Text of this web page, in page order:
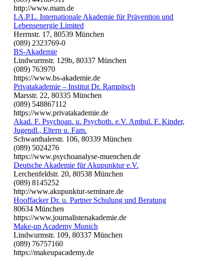
http://www.mam.de
I.A.P.L. Internationale Akademie für Prävention und
Lebensenergie Limited
Herrnstr. 17, 80539 München
(089) 2323769-0
BS-Akademie
Lindwurmstr. 129b, 80337 München
(089) 763970
https://www.bs-akademie.de
Privatakademie – Institut Dr. Rampitsch
Marsstr. 22, 80335 München
(089) 548867112
https://www.privatakademie.de
Akad. F. Psychoan. u. Psychoth. e.V. Ambul. F. Kinder,
Jugendl., Eltern u. Fam.
Schwanthalerstr. 106, 80339 München
(089) 5024276
https://www.psychoanalyse-muenchen.de
Deutsche Akademie für Akupunktur e.V.
Lerchenfeldstr. 20, 80538 München
(089) 8145252
http://www.akupunktur-seminare.de
Hooffacker Dr. u. Partner Schulung und Beratung
80634 München
https://www.journalistenakademie.de
Make-up Academy Munich
Lindwurmstr. 109, 80337 München
(089) 76757160
https://makeupacademy.de